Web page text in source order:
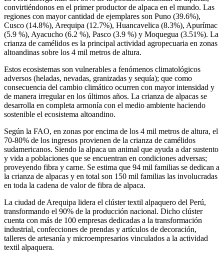
convirtiéndonos en el primer productor de alpaca en el mundo. Las
regiones con mayor cantidad de ejemplares son Puno (39.6%),
Cusco (14.8%), Arequipa (12.7%), Huancavelica (8.3%), Apurímac
(5.9 %), Ayacucho (6.2 %), Pasco (3.9 %) y Moquegua (3.51%). La
crianza de camélidos es la principal actividad agropecuaria en zonas
altoandinas sobre los 4 mil metros de altura.
Estos ecosistemas son vulnerables a fenómenos climatológicos
adversos (heladas, nevadas, granizadas y sequía); que como
consecuencia del cambio climático ocurren con mayor intensidad y
de manera irregular en los últimos años. La crianza de alpacas se
desarrolla en completa armonía con el medio ambiente haciendo
sostenible el ecosistema altoandino.
Según la FAO, en zonas por encima de los 4 mil metros de altura, el
70-80% de los ingresos provienen de la crianza de camélidos
sudamericanos. Siendo la alpaca un animal que ayuda a dar sustento
y vida a poblaciones que se encuentran en condiciones adversas;
proveyendo fibra y carne. Se estima que 94 mil familias se dedican a
la crianza de alpacas y en total son 150 mil familias las involucradas
en toda la cadena de valor de fibra de alpaca.
La ciudad de Arequipa lidera el clúster textil alpaquero del Perú,
transformando el 90% de la producción nacional. Dicho clúster
cuenta con más de 100 empresas dedicadas a la transformación
industrial, confecciones de prendas y artículos de decoración,
talleres de artesanía y microempresarios vinculados a la actividad
textil alpaquera.